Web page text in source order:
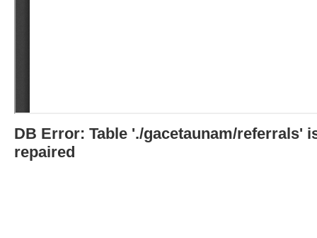
DB Error: Table './gacetaunam/referrals'
repaired